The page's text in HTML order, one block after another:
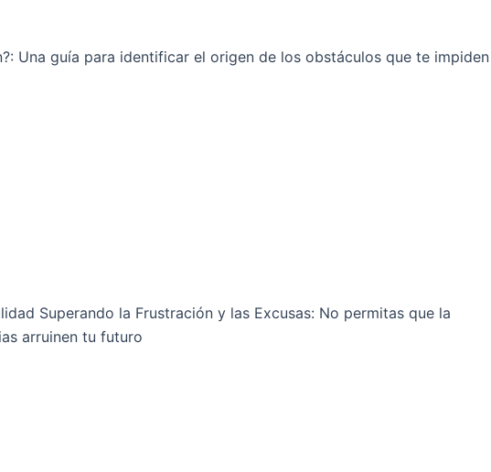
Una guía para identificar el origen de los obstáculos que te impiden
Superando la Frustración y las Excusas: No permitas que la
arruinen tu futuro